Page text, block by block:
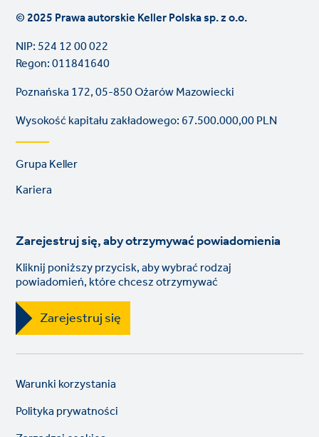
© 2025 Prawa autorskie Keller Polska sp. z o.o.
NIP: 524 12 00 022
Regon: 011841640
Poznańska 172, 05-850 Ożarów Mazowiecki
Wysokość kapitału zakładowego: 67.500.000,00 PLN
Footer
links
Grupa Keller
Kariera
Zarejestruj się, aby otrzymywać powiadomienia
Kliknij poniższy przycisk, aby wybrać rodzaj
powiadomień, które chcesz otrzymywać
Zarejestruj się
Legal
links
Warunki korzystania
Polityka prywatności